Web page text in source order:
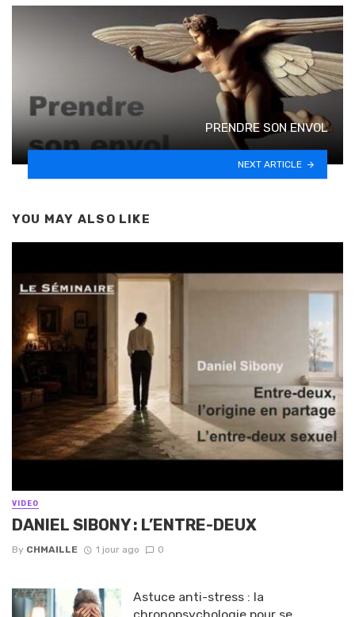
PRENDRE SON ENVOL
NEXT ARTICLE
YOU MAY ALSO LIKE
VIDEO
DANIEL SIBONY : L’ENTRE-DEUX
By CHMAILLE 1 jour ago 0
Astuce anti-stress : la